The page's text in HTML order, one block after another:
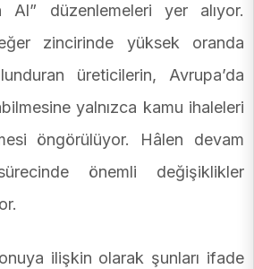
Al” düzenlemeleri yer alıyor.
zincirinde yüksek oranda
üreticilerin, Avrupa’da
yalnızca kamu ihaleleri
öngörülüyor. Hâlen devam
önemli değişiklikler
ilişkin olarak şunları ifade